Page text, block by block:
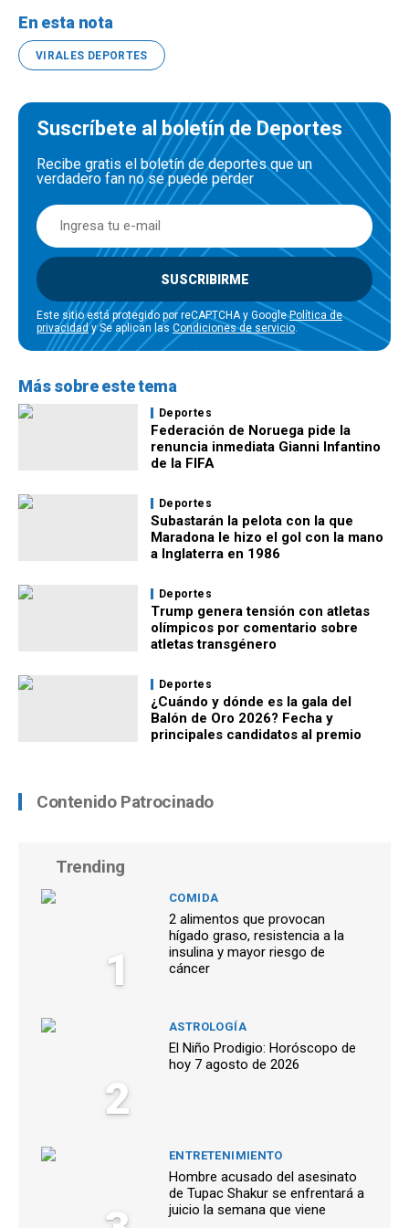
En esta nota
VIRALES DEPORTES
Suscríbete al boletín de Deportes
Recibe gratis el boletín de deportes que un
verdadero fan no se puede perder
SUSCRIBIRME
Este sitio está protegido por reCAPTCHA y GooglePolítica de
privacidady Se aplican las Condiciones de servicio.
Más sobre este tema
Deportes
Federación de Noruega pide la
renuncia inmediata Gianni Infantino
de la FIFA
Deportes
Subastarán la pelota con la que
Maradona le hizo el gol con la mano
a Inglaterra en 1986
Deportes
Trump genera tensión con atletas
olímpicos por comentario sobre
atletas transgénero
Deportes
¿Cuándo y dónde es la gala del
Balón de Oro 2026? Fecha y
principales candidatos al premio
Contenido Patrocinado
Trending
1
COMIDA
2 alimentos que provocan
hígado graso, resistencia a la
insulina y mayor riesgo de
cáncer
2
ASTROLOGÍA
El Niño Prodigio: Horóscopo de
hoy 7 agosto de 2026
ENTRETENIMIENTO
Hombre acusado del asesinato
de Tupac Shakur se enfrentará a
juicio la semana que viene